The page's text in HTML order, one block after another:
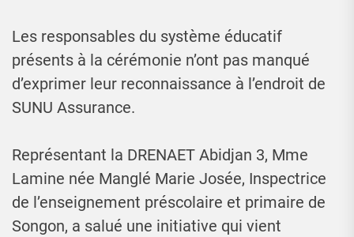
Les responsables du système éducatif
présents à la cérémonie n’ont pas manqué
d’exprimer leur reconnaissance à l’endroit de
SUNU Assurance.
Représentant la DRENAET Abidjan 3, Mme
Lamine née Manglé Marie Josée, Inspectrice
de l’enseignement préscolaire et primaire de
Songon, a salué une initiative qui vient